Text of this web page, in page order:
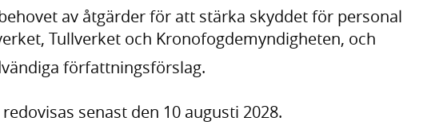
av åtgärder för att stärka skyddet för personal
Tullverket och Kronofogdemyndigheten, och
författningsförslag.
senast den 10 augusti 2028.